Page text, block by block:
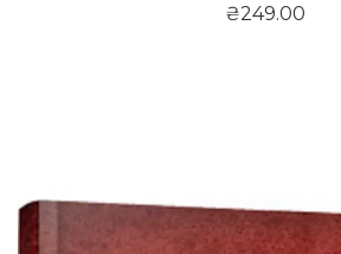
₴249.00